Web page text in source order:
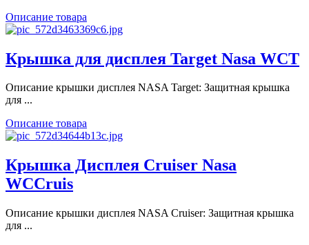
Описание товара
Крышка для дисплея Target Nasa WCT
Описание крышки дисплея NASA Target: Защитная крышка
для ...
Описание товара
Крышка Дисплея Cruiser Nasa
WCCruis
Описание крышки дисплея NASA Cruiser: Защитная крышка
для ...